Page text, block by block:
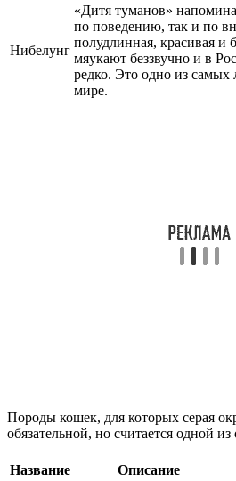
Нибелунг
«Дитя туманов»
по поведению, так и по
полудлинная, красивая и
мяукают беззвучно и в
редко. Это одно из
мире.
Породы кошек, для которых серая
обязательной, но считается одной
Название Описание